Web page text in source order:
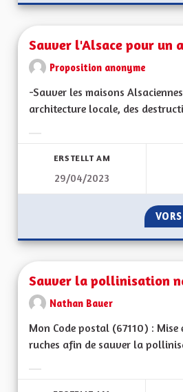
Sauver l'Alsace pour un
Proposition anonyme
-Sauver les maisons
architecture locale, des
ERSTELLT AM
29/04/2023
Sauver la pollinisation
Nathan Bauer
Mon Code postal (67110) : Mise
ruches afin de sauver la